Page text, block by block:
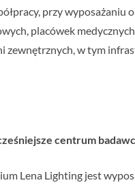
przy wyposażaniu
placówek
zewnętrznych, w tym
centrum
Lena Lighting jest